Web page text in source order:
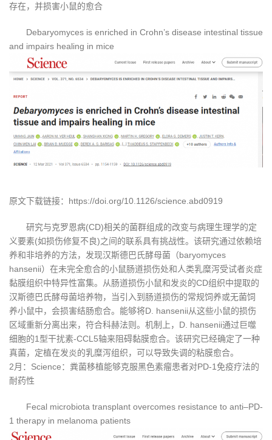
存在，并损害小鼠的愈合
Debaryomyces is enriched in Crohn’s disease intestinal tissue
and impairs healing in mice
原文下载链接：https://doi.org/10.1126/science.abd0919
研究与克罗恩病(CD)相关的菌群组成的改变与病理生理学的定
义要素(如损伤修复不良)之间的联系具有挑战性。该研究通过依赖培
养和非培养的方法，发现汉斯德巴氏酵母菌（baryomyces
hansenii）在未完全愈合的小鼠肠道损伤处和人类乳糜泻受试者炎症
黏膜组织中特异性富集。从肠道损伤小鼠和发炎的CD组织中提取的
汉斯德巴氏酵母菌培养物，当引入到肠道损伤的常规饲养或无菌饲
养小鼠中，会损害结肠愈合。能够将D. hansenii从这些小鼠的损伤
区域重新分离出来，符合科赫法则。机制上，D. hansenii通过巨噬
细胞的1型干扰素-CCL5轴来阻碍黏膜愈合。该研究已经确定了一种
真菌，定植在发炎的乳糜泻组织，可以导致失调的粘膜愈合。
2月：Science：粪菌移植能够克服黑色素瘤患者对PD-1免疫疗法的
耐药性
Fecal microbiota transplant overcomes resistance to anti–PD-
1 therapy in melanoma patients